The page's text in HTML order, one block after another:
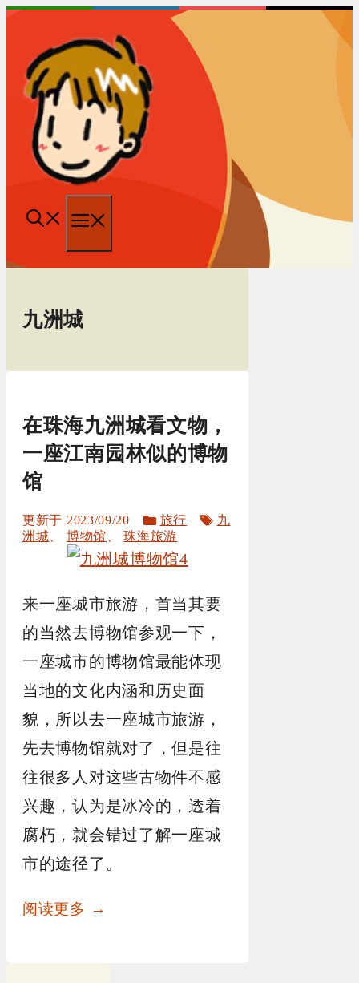
跳
单
九洲城
在珠海九洲城看文物，
一座江南园林似的博物
馆
2023/09/20
分
类
旅行
标
九
洲城
博物馆 、珠海旅游
来一座城市旅游，首当其要
的当然去博物馆参观一下，
一座城市的博物馆最能体现
当地的文化内涵和历史面
貌，所以去一座城市旅游，
先去博物馆就对了，但是往
往很多人对这些古物件不感
兴趣，认为是冰冷的，透着
腐朽，就会错过了解一座城
市的途径了。
阅读更多 →